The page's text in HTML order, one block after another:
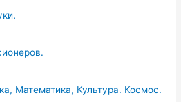
Математика, Культура. Космос.